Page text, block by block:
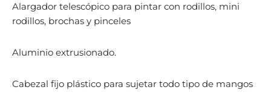
Alargador telescópico para pintar con rodillos, mini
rodillos, brochas y pinceles
Aluminio extrusionado.
Cabezal fijo plástico para sujetar todo tipo de mangos